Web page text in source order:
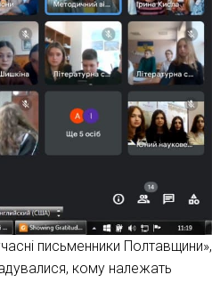
письменники Полтавщини»,
кому належать